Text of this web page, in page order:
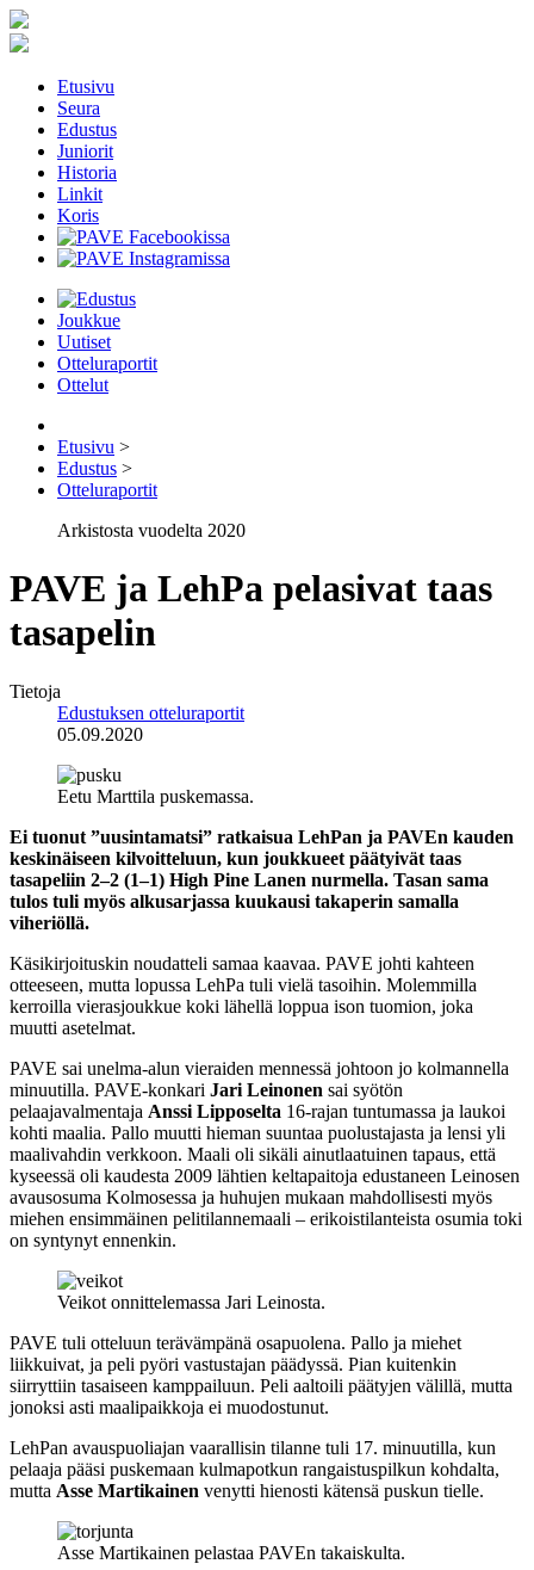
Etusivu
Seura
Edustus
Juniorit
Historia
Linkit
Koris
Joukkue
Uutiset
Otteluraportit
Ottelut
Etusivu >
Edustus >
Otteluraportit
Arkistosta vuodelta 2020
PAVE ja LehPa pelasivat taas
tasapelin
Tietoja
Edustuksen otteluraportit
05.09.2020
Eetu Marttila puskemassa.
Ei tuonut ”uusintamatsi” ratkaisua LehPan ja PAVEn kauden
keskinäiseen kilvoitteluun, kun joukkueet päätyivät taas
tasapeliin 2–2 (1–1) High Pine Lanen nurmella. Tasan sama
tulos tuli myös alkusarjassa kuukausi takaperin samalla
viheriöllä.
Käsikirjoituskin noudatteli samaa kaavaa. PAVE johti kahteen
otteeseen, mutta lopussa LehPa tuli vielä tasoihin. Molemmilla
kerroilla vierasjoukkue koki lähellä loppua ison tuomion, joka
muutti asetelmat.
PAVE sai unelma-alun vieraiden mennessä johtoon jo kolmannella
minuutilla. PAVE-konkari Jari Leinonen sai syötön
pelaajavalmentaja Anssi Lipposelta 16-rajan tuntumassa ja laukoi
kohti maalia. Pallo muutti hieman suuntaa puolustajasta ja lensi yli
maalivahdin verkkoon. Maali oli sikäli ainutlaatuinen tapaus, että
kyseessä oli kaudesta 2009 lähtien keltapaitoja edustaneen Leinosen
avausosuma Kolmosessa ja huhujen mukaan mahdollisesti myös
miehen ensimmäinen pelitilannemaali – erikoistilanteista osumia toki
on syntynyt ennenkin.
Veikot onnittelemassa Jari Leinosta.
PAVE tuli otteluun terävämpänä osapuolena. Pallo ja miehet
liikkuivat, ja peli pyöri vastustajan päädyssä. Pian kuitenkin
siirryttiin tasaiseen kamppailuun. Peli aaltoili päätyjen välillä, mutta
jonoksi asti maalipaikkoja ei muodostunut.
LehPan avauspuoliajan vaarallisin tilanne tuli 17. minuutilla, kun
pelaaja pääsi puskemaan kulmapotkun rangaistuspilkun kohdalta,
mutta Asse Martikainen venytti hienosti kätensä puskun tielle.
Asse Martikainen pelastaa PAVEn takaiskulta.